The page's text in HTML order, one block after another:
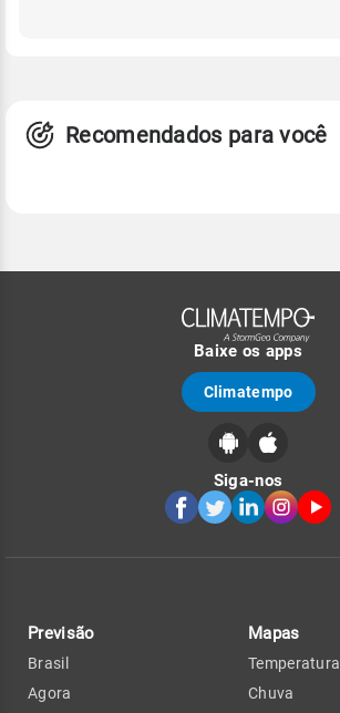
Recomendados para você
Baixe os apps
Climatempo
Siga-nos
Previsão
Brasil
Agora
Mapas
Temperatura
Chuva